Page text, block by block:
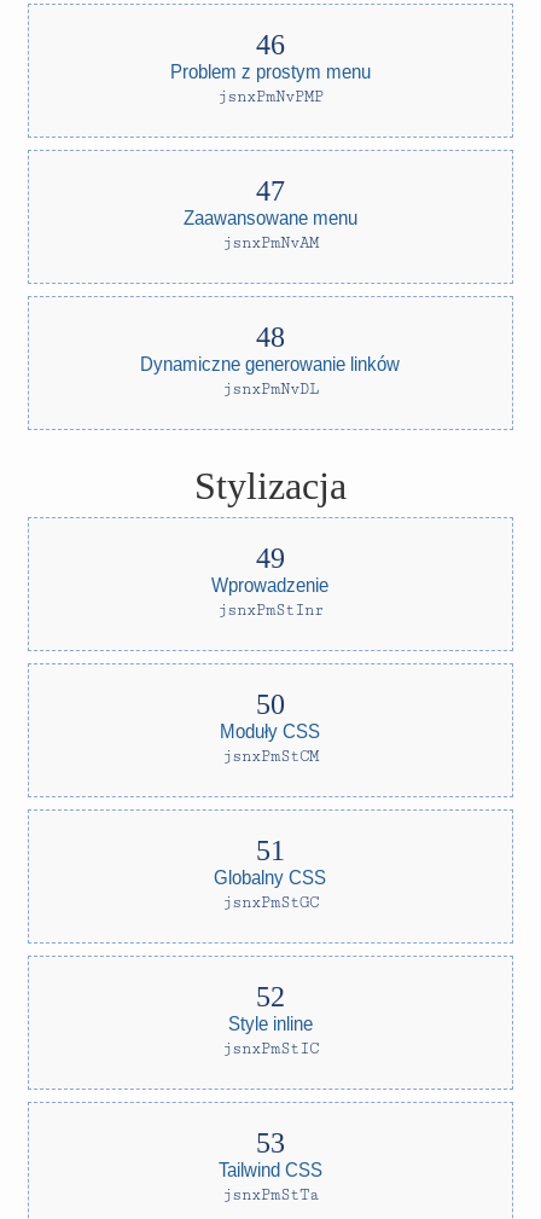
Problem z prostym menu
jsnxPmNvPMP
Zaawansowane menu
jsnxPmNvAM
Dynamiczne generowanie linków
jsnxPmNvDL
Stylizacja
Wprowadzenie
jsnxPmStInr
Moduły CSS
jsnxPmStCM
Globalny CSS
jsnxPmStGC
Style inline
jsnxPmStIC
Tailwind CSS
jsnxPmStTa